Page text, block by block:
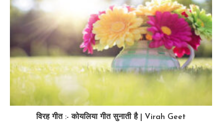
विरह गीत :- कोयलिया गीत सुनाती है | Virah Geet